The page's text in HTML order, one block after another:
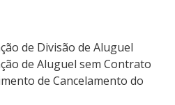
de Divisão de Aluguel
de Aluguel sem Contrato
de Cancelamento do